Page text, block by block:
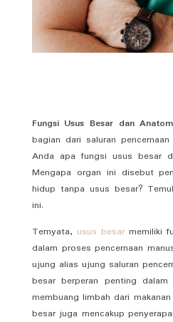
Fungsi Usus Besar dan
bagian dari saluran
Anda apa fungsi usus besar
Mengapa organ ini disebut
hidup tanpa usus besar?
ini.
Ternyata, usus besarmemiliki
dalam proses pencernaan
ujung alias ujung saluran
besar berperan penting
membuang limbah dari
besar juga mencakup